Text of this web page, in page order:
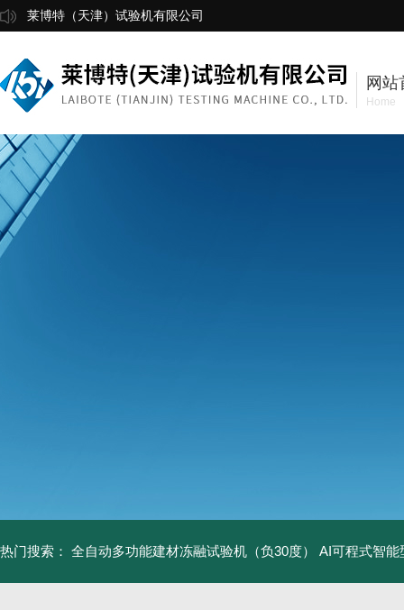
莱博特（天津）试验机有限公司
网站
Home
热门搜索： 全自动多功能建材冻融试验机（负30度） AI可程式智能